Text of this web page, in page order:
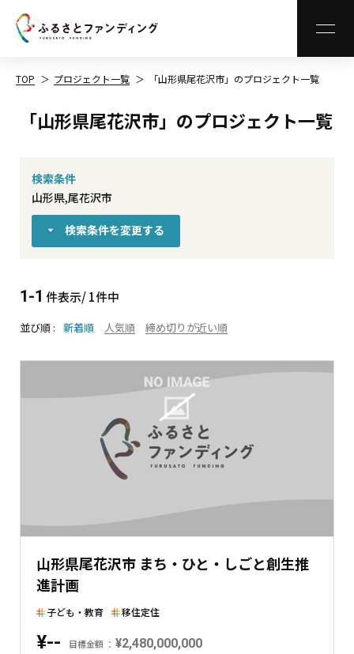
TOP プロジェクト一覧 「山形県尾花沢市」のプロジェクト一覧
「山形県尾花沢市」のプロジェクト一覧
検索条件
山形県,尾花沢市
検索条件を変更する
1-1 件表示/ 1件中
並び順 新着順 人気順 締め切りが近い順
山形県尾花沢市 まち・ひと・しごと創生推
進計画
子ども・教育 移住定住
¥-- 目標金額 ¥2,480,000,000